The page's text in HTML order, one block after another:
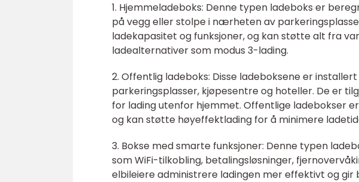
1. Hjemmeladeboks: Denne typen ladeboks er
på vegg eller stolpe i nærheten av
ladekapasitet og funksjoner, og kan støtte alt fra
ladealternativer som modus 3-lading.
2. Offentlig ladeboks: Disse ladeboksene er
parkeringsplasser, kjøpesentre og hoteller. De er
for lading utenfor hjemmet. Offentlige ladebokser
og kan støtte høyeffektlading for å minimere
3. Bokse med smarte funksjoner: Denne typen
som WiFi-tilkobling, betalingsløsninger,
elbileiere administrere ladingen mer effektivt og gir